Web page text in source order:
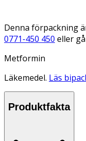
Denna förpackning
0771-450 450 eller
Metformin
Läkemedel. Läs
Produktfakta